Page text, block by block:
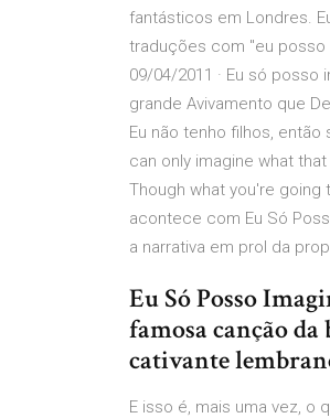
fantásticos em Londres.
traduções com "eu posso
09/04/2011 · Eu só posso
grande Avivamento que
Eu não tenho filhos,
can only imagine what
Though what you're going
acontece com Eu Só
a narrativa em prol da
Eu Só Posso
famosa canção
cativante
E isso é, mais uma vez, o